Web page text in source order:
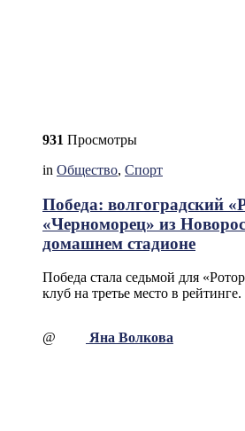
931 Просмотры
in Общество, Спорт
Победа: волгоградский
«Черноморец» из
домашнем стадионе
Победа стала седьмой для
клуб на третье место в рейтинге.
@ Яна Волкова